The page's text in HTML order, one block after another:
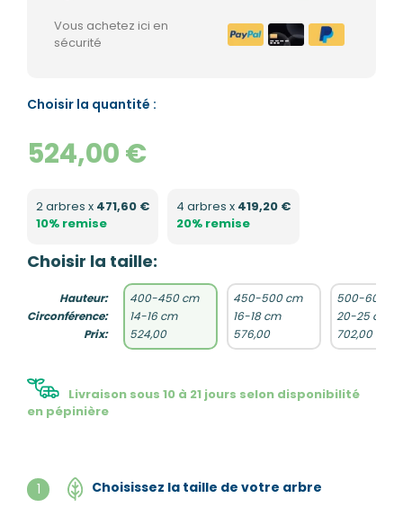
Vous achetez ici en
sécurité
Choisir la quantité :
524,00 €
2 arbres x 471,60 €
10% remise
4 arbres x 419,20 €
20% remise
Choisir la taille:
Hauteur:
Circonférence:
Prix:
400-450 cm
14-16 cm
524,00
450-500 cm
16-18 cm
576,00
500-600
20-25 cm
702,00
Livraison sous 10 à 21 jours selon disponibilité
en pépinière
1 Choisissez la taille de votre arbre